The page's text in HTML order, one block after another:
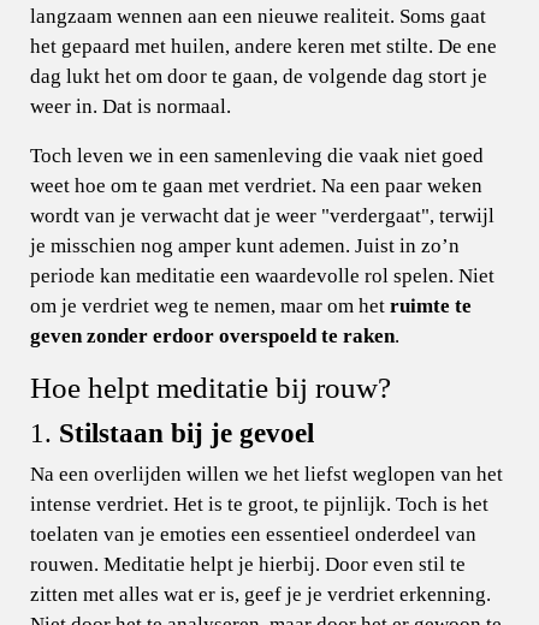
langzaam wennen aan een nieuwe realiteit. Soms gaat
het gepaard met huilen, andere keren met stilte. De ene
dag lukt het om door te gaan, de volgende dag stort je
weer in. Dat is normaal.
Toch leven we in een samenleving die vaak niet goed
weet hoe om te gaan met verdriet. Na een paar weken
wordt van je verwacht dat je weer "verdergaat", terwijl
je misschien nog amper kunt ademen. Juist in zo’n
periode kan meditatie een waardevolle rol spelen. Niet
om je verdriet weg te nemen, maar om het ruimte te
geven zonder erdoor overspoeld te raken.
Hoe helpt meditatie bij rouw?
1. Stilstaan bij je gevoel
Na een overlijden willen we het liefst weglopen van het
intense verdriet. Het is te groot, te pijnlijk. Toch is het
toelaten van je emoties een essentieel onderdeel van
rouwen. Meditatie helpt je hierbij. Door even stil te
zitten met alles wat er is, geef je je verdriet erkenning.